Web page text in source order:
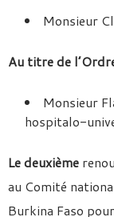
Monsieur
Au titre de
Monsieur
hospitalo-
Le deuxième
au Comité
Burkina Faso